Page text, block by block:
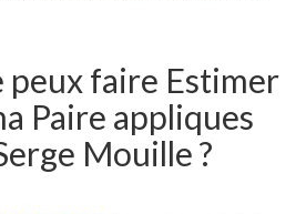
peux faire Estimer
Paire appliques
Mouille ?